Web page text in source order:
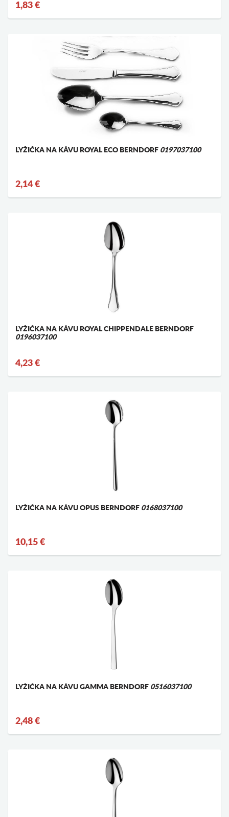
1,83 €
LYŽIČKA NA KÁVU ROYAL ECO BERNDORF 0197037100
2,14 €
LYŽIČKA NA KÁVU ROYAL CHIPPENDALE BERNDORF
0196037100
4,23 €
LYŽIČKA NA KÁVU OPUS BERNDORF 0168037100
10,15 €
LYŽIČKA NA KÁVU GAMMA BERNDORF 0516037100
2,48 €